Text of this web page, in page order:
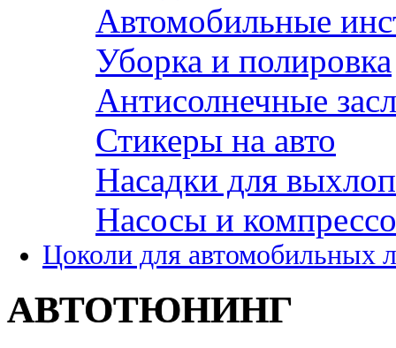
Автомобильные
Уборка и полировка
Антисолнечные
Стикеры на авто
Насадки для
Насосы и
Цоколи для автомобильных
АВТОТЮНИНГ